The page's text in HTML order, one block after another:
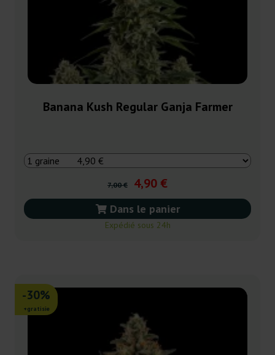
Banana Kush Regular Ganja Farmer
7,00 € 4,90 €
Dans le panier
Expédié sous 24h
-30%
+gratisie